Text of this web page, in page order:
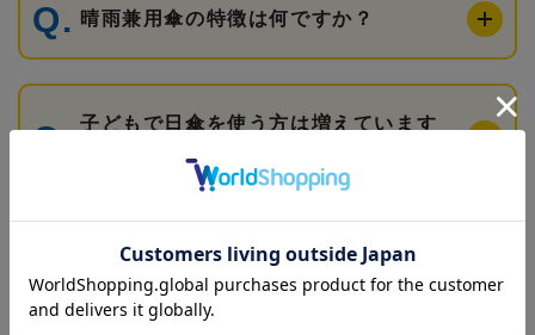
晴雨兼用傘の特徴は何ですか？
子どもで日傘を使う方は増えています
日傘は小学校に持って行っても大丈夫
ですか？